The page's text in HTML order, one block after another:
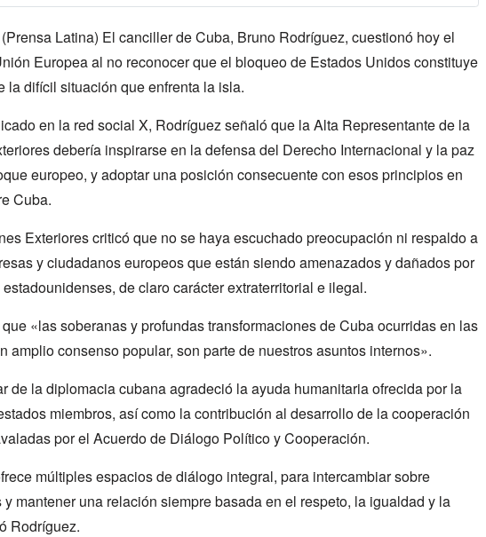
Latina) El canciller de Cuba, Bruno Rodríguez, cuestionó hoy el
Europea al no reconocer que el bloqueo de Estados Unidos constituye
la difícil situación que enfrenta la isla.
en la red social X, Rodríguez señaló que la Alta Representante de la
debería inspirarse en la defensa del Derecho Internacional y la paz
europeo, y adoptar una posición consecuente con esos principios en
Cuba.
Exteriores criticó que no se haya escuchado preocupación ni respaldo a
y ciudadanos europeos que están siendo amenazados y dañados por
de claro carácter extraterritorial e ilegal.
«las soberanas y profundas transformaciones de Cuba ocurridas en las
amplio consenso popular, son parte de nuestros asuntos internos».
de la diplomacia cubana agradeció la ayuda humanitaria ofrecida por la
miembros, así como la contribución al desarrollo de la cooperación
por el Acuerdo de Diálogo Político y Cooperación.
múltiples espacios de diálogo integral, para intercambiar sobre
mantener una relación siempre basada en el respeto, la igualdad y la
Rodríguez.